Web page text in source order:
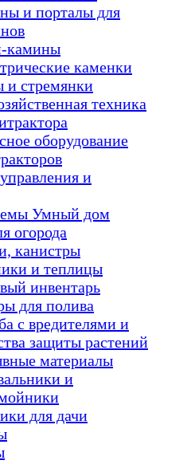
и порталы для
камины
каменки
и стремянки
техника
оборудование
и
Умный дом
огорода
канистры
и теплицы
инвентарь
для полива
с вредителями и
защиты растений
материалы
и
для дачи